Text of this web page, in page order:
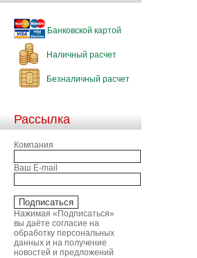
Банковской картой
Наличный расчет
Безналичный расчет
Рассылка
Компания
Ваш E-mail
Нажимая «Подписаться»
вы даёте согласие на
обработку персональных
данных и на получение
новостей и предложений